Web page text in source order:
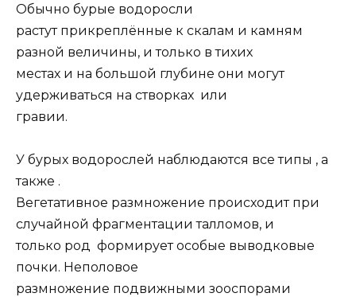
Обычно бурые водоросли
растут прикреплённые к скалам и камням
разной величины, и только в тихих
местах и на большой глубине они могут
удерживаться на створках или
гравии.
У бурых водорослей наблюдаются все типы , а
также .
Вегетативное размножение происходит при
случайной фрагментации талломов, и
только род формирует особые выводковые
почки. Неполовое
размножение подвижными зооспорами